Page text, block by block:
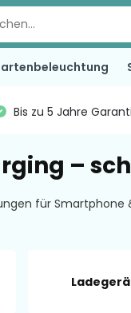
Bis zu 5 Jahre
–
für